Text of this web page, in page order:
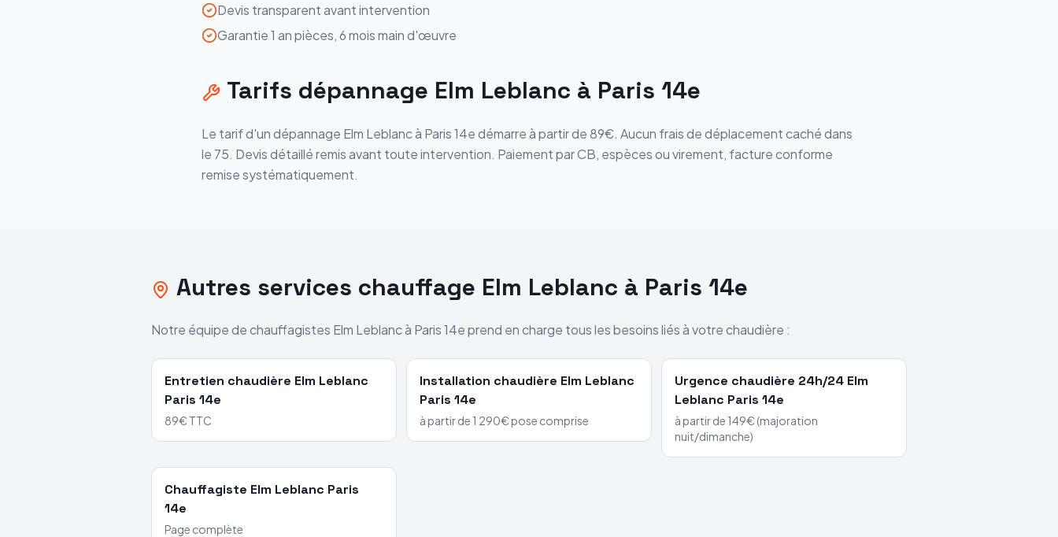
Devis transparent avant intervention
Garantie 1 an pièces, 6 mois main d'œuvre
Tarifs dépannage Elm Leblanc à Paris 14e
Le tarif d'undépannage Elm Leblancà Paris 14edémarreà partir de 89€. Aucun frais de déplacement caché dans
le 75. Devis détaillé remis avant toute intervention. Paiement par CB, espèces ou virement, facture conforme
remise systématiquement.
Autres services chauffage Elm Leblanc à Paris 14e
Notre équipe de chauffagistes Elm Leblancà Paris 14eprend en charge tous les besoins liés à votre chaudière :
Entretien chaudière Elm Leblanc
Paris 14e
89€ TTC
Installation chaudière Elm Leblanc
Paris 14e
à partir de 1 290€ pose comprise
Urgence chaudière 24h/24 Elm
Leblanc Paris 14e
à partir de 149€ (majoration
nuit/dimanche)
Chauffagiste Elm Leblanc Paris
14e
Page complète